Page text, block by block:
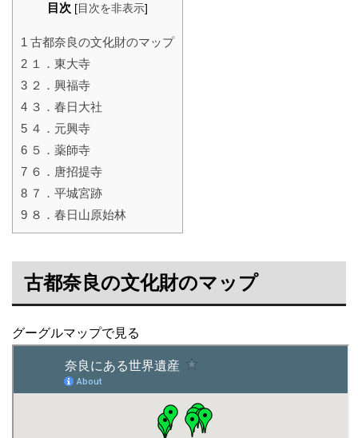
目次 [ 目次を非表示]
1 古都奈良の文化財のマップ
2 １．東大寺
3 ２．興福寺
4 ３．春日大社
5 ４．元興寺
6 ５．薬師寺
7 ６．唐招提寺
8 ７．平城宮跡
9 ８．春日山原始林
古都奈良の文化財のマップ
グーグルマップで見る